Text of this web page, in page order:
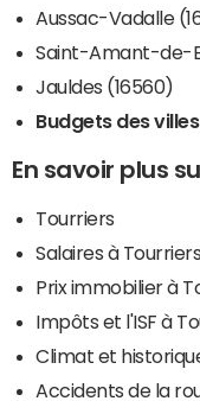
Aussac-Vadalle
Saint-Amant-de-
Jauldes (16560)
Budgets des
En savoir plus
Tourriers
Salaires à Tourriers
Prix immobilier à
Impôts et l'ISF à
Climat et
Accidents de la